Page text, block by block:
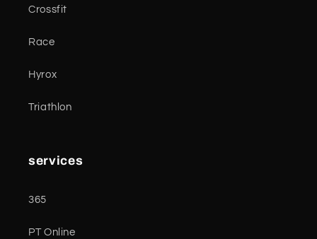
Crossfit
Race
Hyrox
Triathlon
services
365
PT Online